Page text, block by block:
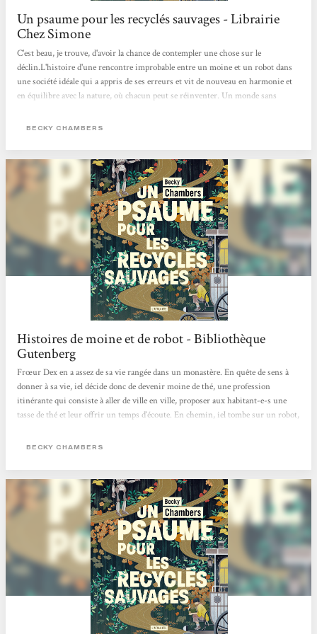
Un psaume pour les recyclés sauvages - Librairie
Chez Simone
C'est beau, je trouve, d'avoir la chance de contempler une chose sur le
déclin.L'histoire d'une rencontre improbable entre un moine et un robot dans
une société idéale qui a appris de ses erreurs et vit de nouveau en harmonie et
en équilibre avec la nature, où chacun peut se réinventer. Un monde sans
beau ! Je recommande :) Charlotte Muxu !!
BECKY CHAMBERS
Histoires de moine et de robot - Bibliothèque
Gutenberg
Frœur Dex en a assez de sa vie rangée dans un monastère. En quête de sens à
donner à sa vie, iel décide donc de devenir moine de thé, une profession
itinérante qui consiste à aller de ville en ville, proposer aux habitant-e-s une
tasse de thé et leur offrir un temps d’écoute. En chemin, iel tombe sur un robot,
son espèce est partie vivre dans la nature. Celui-ci vient avec une question à
Commence...
BECKY CHAMBERS